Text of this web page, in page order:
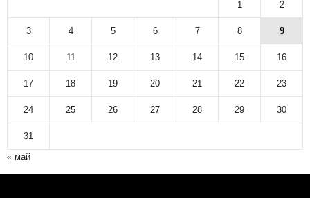
1 2
3 4 5 6 7 8 9
10 11 12 13 14 15 16
17 18 19 20 21 22 23
24 25 26 27 28 29 30
31
« май